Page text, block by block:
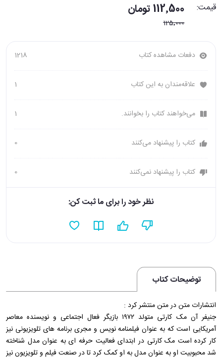
قیمت: 112٬500 تومان
125٬000
دفعات مشاهده کتاب 1218
علاقه‌مندان به این کتاب 1
می‌خواهند کتاب را بخوانند. 1
کتاب را پیشنهاد می‌کنند 0
کتاب را پیشنهاد نمی‌کنند 0
نظر خود را برای ما ثبت کن:
توضیحات کتاب
انتشارات متن در متن منتشر کرد :
جنیفر آن مک کارتی متولد ۱۹۷۲ بازیگر فعال اجتماعی و نویسنده معاصر
آمریکایی است که به عنوان فیلمنامه نویس و مجری برنامه های تلویزیونی نیز
کار کرده است مک کارتی در ابتدای فعالیت حرفه ای به عنوان مدل شناخته
شد محبوبیت او به عنوان مدل به او کمک کرد تا در صنعت فیلم و تلویزیون نیز